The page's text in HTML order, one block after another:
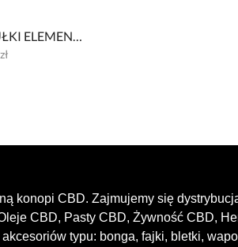
zł
konopi CBD. Zajmujemy się
CBD, Pasty CBD, Żywność CBD,
typu: bonga, fajki, bletki,